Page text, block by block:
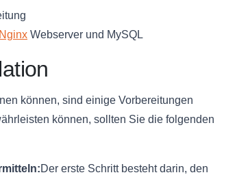
Nginx Webserver und MySQL
können, sind einige Vorbereitungen
können, sollten Sie die folgenden
Der erste Schritt besteht darin, den